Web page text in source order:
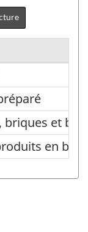
briques et
briques et
en
en